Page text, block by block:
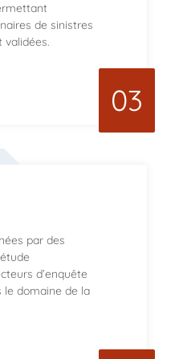
de sinistres
validées.
03
par des
d’enquête
le domaine de la